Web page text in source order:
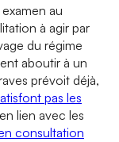
au
à agir par
du régime
aboutir à un
prévoit déjà,
pas les
lien avec les
consultation